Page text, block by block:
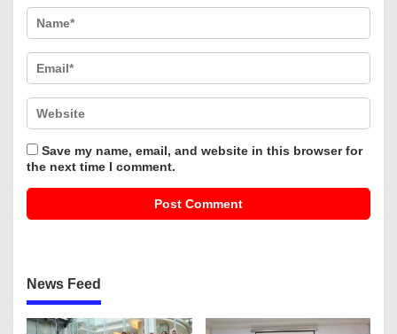
Save my name, email, and website in this browser for
the next time I comment.
News Feed